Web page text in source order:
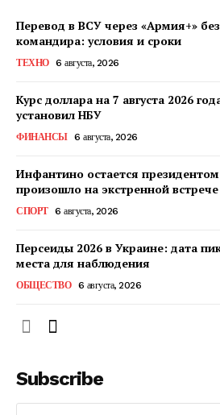
КавПолит
О нас
Политика конфиденциальности
Отказ от ответственности
Перевод в ВСУ через «Армия+» без
командира: условия и сроки
ТЕХНО 6 августа, 2026
Курс доллара на 7 августа 2026
установил НБУ
ФИНАНСЫ 6 августа, 2026
Инфантино остается
произошло на экстренной встрече
СПОРТ 6 августа, 2026
Персеиды 2026 в Украине: дата
места для наблюдения
ОБЩЕСТВО 6 августа, 2026
Subscribe